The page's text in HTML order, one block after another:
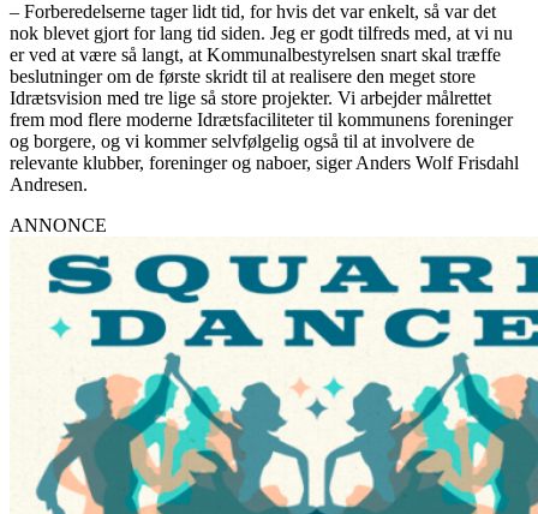
– Forberedelserne tager lidt tid, for hvis det var enkelt, så var det
nok blevet gjort for lang tid siden. Jeg er godt tilfreds med, at vi nu
er ved at være så langt, at Kommunalbestyrelsen snart skal træffe
beslutninger om de første skridt til at realisere den meget store
Idrætsvision med tre lige så store projekter. Vi arbejder målrettet
frem mod flere moderne Idrætsfaciliteter til kommunens foreninger
og borgere, og vi kommer selvfølgelig også til at involvere de
relevante klubber, foreninger og naboer, siger Anders Wolf Frisdahl
Andresen.
ANNONCE